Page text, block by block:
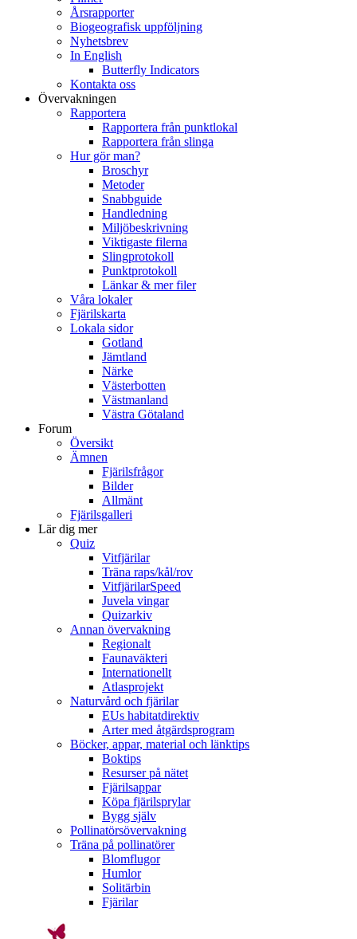
Årsrapporter
Biogeografisk uppföljning
Nyhetsbrev
In English
Butterfly Indicators
Kontakta oss
Övervakningen
Rapportera
Rapportera från punktlokal
Rapportera från slinga
Hur gör man?
Broschyr
Metoder
Snabbguide
Handledning
Miljöbeskrivning
Viktigaste filerna
Slingprotokoll
Punktprotokoll
Länkar & mer filer
Våra lokaler
Fjärilskarta
Lokala sidor
Gotland
Jämtland
Närke
Västerbotten
Västmanland
Västra Götaland
Forum
Översikt
Ämnen
Fjärilsfrågor
Bilder
Allmänt
Fjärilsgalleri
Lär dig mer
Quiz
Vitfjärilar
Träna raps/kål/rov
VitfjärilarSpeed
Juvela vingar
Quizarkiv
Annan övervakning
Regionalt
Faunaväkteri
Internationellt
Atlasprojekt
Naturvård och fjärilar
EUs habitatdirektiv
Arter med åtgärdsprogram
Böcker, appar, material och länktips
Boktips
Resurser på nätet
Fjärilsappar
Köpa fjärilsprylar
Bygg själv
Pollinatörsövervakning
Träna på pollinatörer
Blomflugor
Humlor
Solitärbin
Fjärilar